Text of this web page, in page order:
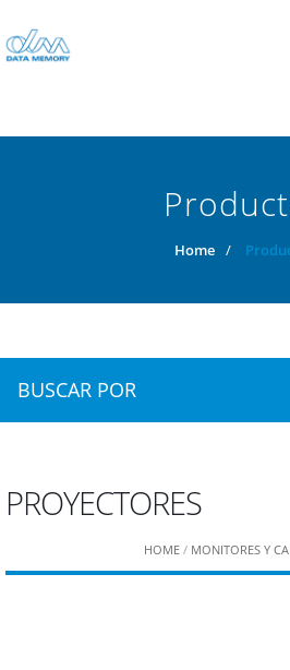
Home /
BUSCAR POR
PROYECTORES
HOME / MONITORES Y